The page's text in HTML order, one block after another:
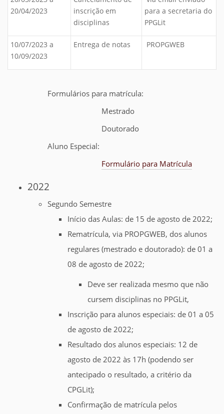
20/04/2023
inscrição em
disciplinas
para a secretaria do
PPGLit
10/07/2023 a
10/09/2023
Entrega de notas PROPGWEB
Formulários para matrícula:
Mestrado
Doutorado
Aluno Especial:
Formulário para Matrícula
2022
Segundo Semestre
Início das Aulas: de 15 de agosto de 2022;
Rematrícula, via PROPGWEB, dos alunos
regulares (mestrado e doutorado): de 01 a
08 de agosto de 2022;
Deve ser realizada mesmo que não
cursem disciplinas no PPGLit,
Inscrição para alunos especiais: de 01 a 05
de agosto de 2022;
Resultado dos alunos especiais: 12 de
agosto de 2022 às 17h (podendo ser
antecipado o resultado, a critério da
CPGLit);
Confirmação de matrícula pelos